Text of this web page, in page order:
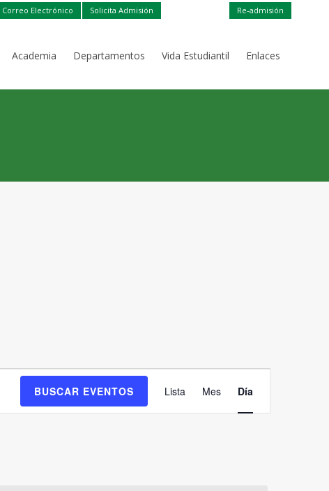
Correo Electrónico Solicita Admisión Re-admisión
Academia Departamentos Vida Estudiantil Enlaces
BUSCAR EVENTOS
Navegación
de
Lista Mes Día